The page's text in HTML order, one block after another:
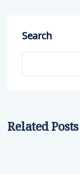
Search
Related Posts